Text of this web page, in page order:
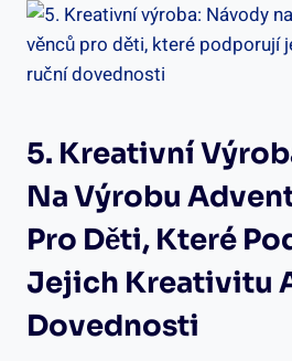
5. Kreativní
Na Výrobu
Pro Děti, Které
Jejich Kreativitu
Dovednosti